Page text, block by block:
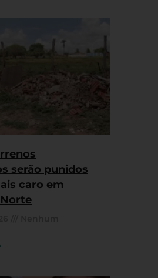
serão punidos
caro em